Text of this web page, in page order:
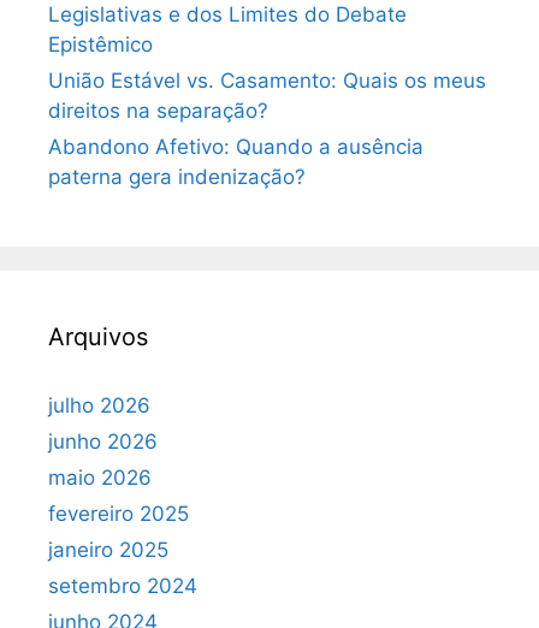
Legislativas e dos Limites do Debate
Epistêmico
União Estável vs. Casamento: Quais os meus
direitos na separação?
Abandono Afetivo: Quando a ausência
paterna gera indenização?
Arquivos
julho 2026
junho 2026
maio 2026
fevereiro 2025
janeiro 2025
setembro 2024
junho 2024